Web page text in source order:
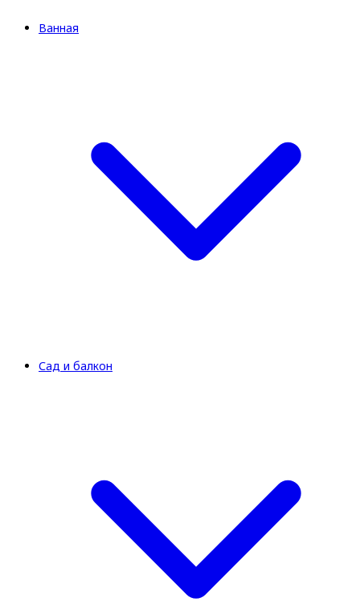
Ванная
Сад и балкон